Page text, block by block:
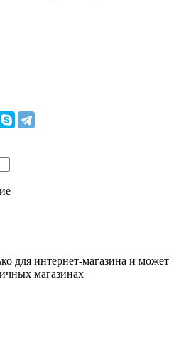
для интернет-магазина и может
магазинах